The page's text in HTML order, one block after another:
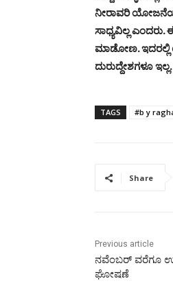
ನೀರಾವರಿ
ಸಾಧ್ಯವಿಲ್ಲ
ಮಾಡೋಣ. ಇದರಲ್ಲಿ
ದುರುದ್ದೇಶಗಳೂ
TAGS #b y
Share
Previous article
ನವೆಂಬರ್ ವರೆಗೂ
ಘೋಷಣೆ